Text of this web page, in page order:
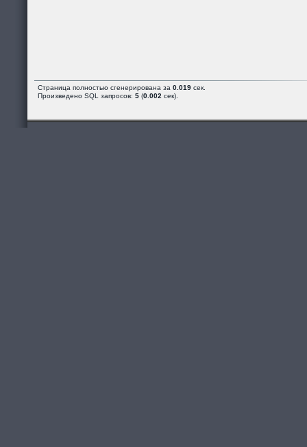
Страница полностью сгенерирована за 0.019 сек.
Произведено SQL запросов: 5 (0.002 сек).